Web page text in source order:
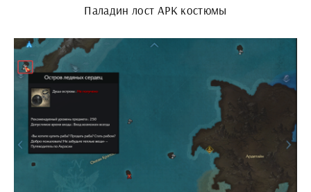
Паладин лост АРК костюмы